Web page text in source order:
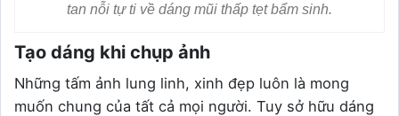
tan nỗi tự ti về dáng mũi thấp tẹt bẩm sinh.
Tạo dáng khi chụp ảnh
Những tấm ảnh lung linh, xinh đẹp luôn là mong
muốn chung của tất cả mọi người. Tuy sở hữu dáng